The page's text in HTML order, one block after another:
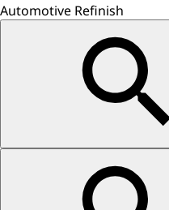
Automotive Refinish